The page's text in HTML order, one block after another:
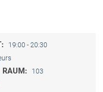
19:00 - 20:30
RAUM: 103